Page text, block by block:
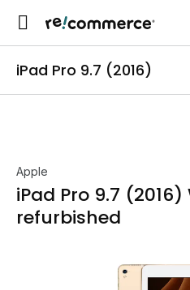
iPad Pro 9.7 (2016)
Apple
iPad Pro 9.7
refurbished